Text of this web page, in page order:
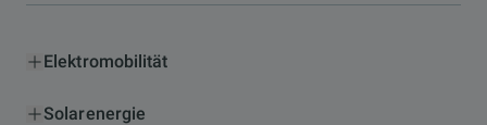
Elektromobilität
Solarenergie